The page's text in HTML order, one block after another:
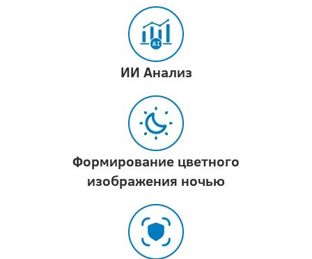
ИИ Анализ
Формирование цветного
изображения ночью